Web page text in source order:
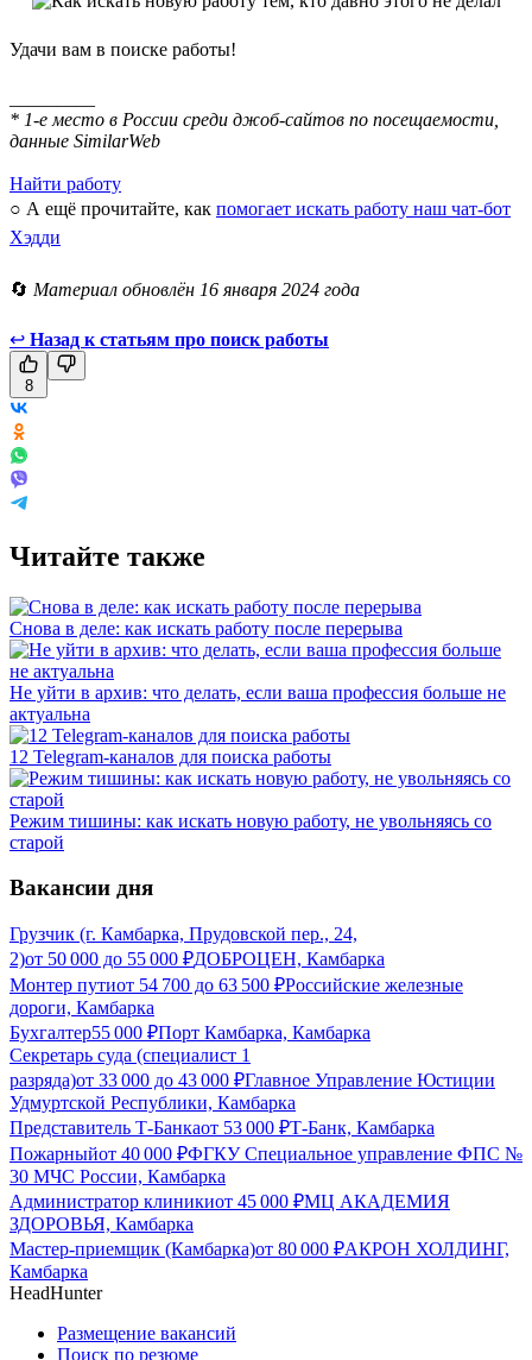
Удачи вам в поиске работы!
* 1-е место в России среди джоб-сайтов по посещаемости,
данные SimilarWeb
Найти работу
○ А ещё прочитайте, как помогает искать работу наш чат-бот
Хэдди
🔄 Материал обновлён 16 января 2024 года
↩ Назад к статьям про поиск работы
8
Читайте также
Снова в деле: как искать работу после перерыва
Не уйти в архив: что делать, если ваша профессия больше не
актуальна
12 Telegram-каналов для поиска работы
Режим тишины: как искать новую работу, не увольняясь со
старой
Вакансии дня
Грузчик (г. Камбарка, Прудовской пер., 24,
2)от 50 000 до 55 000 ₽ДОБРОЦЕН, Камбарка
Монтер путиот 54 700 до 63 500 ₽Российские железные
дороги, Камбарка
Бухгалтер55 000 ₽Порт Камбарка, Камбарка
Секретарь суда (специалист 1
разряда)от 33 000 до 43 000 ₽Главное Управление Юстиции
Удмуртской Республики, Камбарка
Представитель Т-Банкаот 53 000 ₽Т-Банк, Камбарка
Пожарныйот 40 000 ₽ФГКУ Специальное управление ФПС №
30 МЧС России, Камбарка
Администратор клиникиот 45 000 ₽МЦ АКАДЕМИЯ
ЗДОРОВЬЯ, Камбарка
Мастер-приемщик (Камбарка)от 80 000 ₽АКРОН ХОЛДИНГ,
Камбарка
HeadHunter
Размещение вакансий
Поиск по резюме